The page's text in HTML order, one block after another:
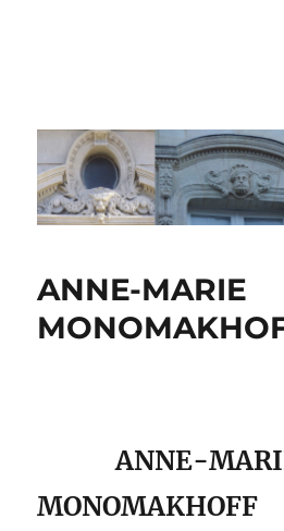
ANNE-MARIE
ANNE-
MONOMAKHOFF